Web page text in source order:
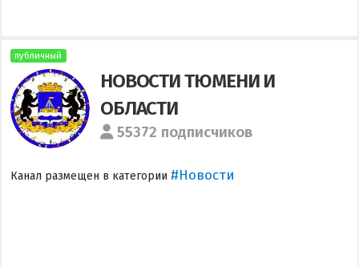
публичный
НОВОСТИ ТЮМЕНИ И
ОБЛАСТИ
55372 подписчиков
Канал размещен в категории #Новости